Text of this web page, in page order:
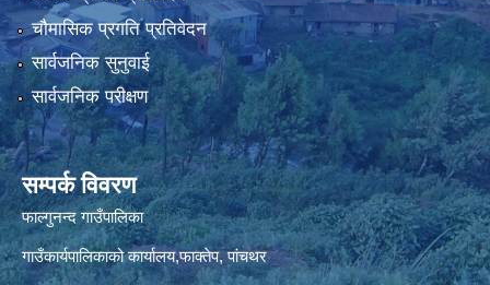
चौमासिक प्रगति प्रतिवेदन
सार्वजनिक सुनुवाई
सार्वजनिक परीक्षण
सम्पर्क विवरण
फाल्गुनन्द गाउँपालिका
गाउँकार्यपालिकाको कार्यालय,फाक्तेप, पांचथर